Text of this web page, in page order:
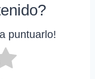
puntuarlo!